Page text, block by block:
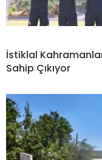
İstiklal
Sahip Çıkıyor